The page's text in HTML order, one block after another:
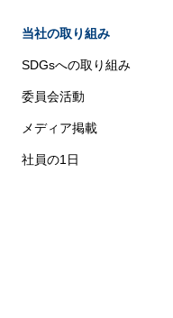
当社の取り組み
SDGsへの取り組み
委員会活動
メディア掲載
社員の1日